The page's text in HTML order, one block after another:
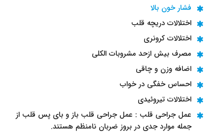
فشار خون بالا
اختلالات دریچه قلب
اختلالات کرونری
مصرف بیش ازحد مشروبات الکلی
اضافه وزن و چاقی
احساس خفگی در خواب
اختلالات تیروئیدی
عمل جراحی قلب : عمل جراحی قلب باز و بای پس قلب از
جمله موارد جدی در بروز ضربان نامنظم هستند.